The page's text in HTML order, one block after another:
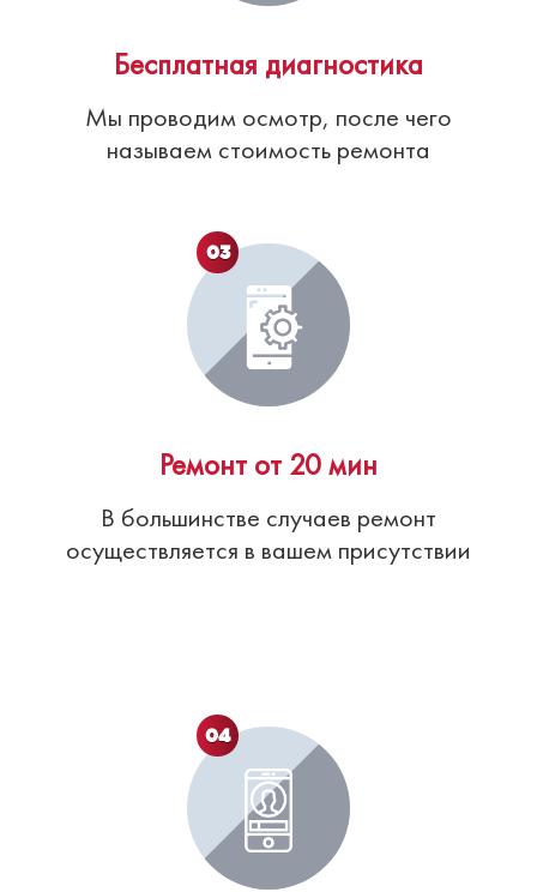
Бесплатная диагностика
Мы проводим осмотр, после чего
называем стоимость ремонта
03
Ремонт от 20 мин
В большинстве случаев ремонт
осуществляется в вашем присутствии
04